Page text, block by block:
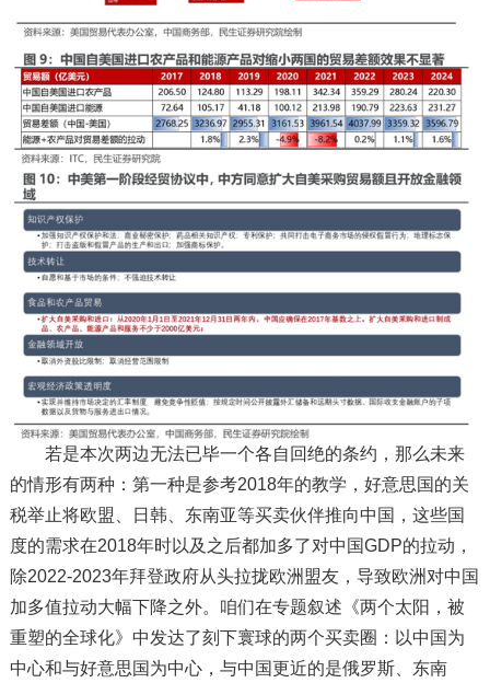
若是本次两边无法已毕一个各自回绝的条约，那么未来
的情形有两种：第一种是参考2018年的教学，好意思国的关
税举止将欧盟、日韩、东南亚等买卖伙伴推向中国，这些国
度的需求在2018年时以及之后都加多了对中国GDP的拉动，
除2022-2023年拜登政府从头拉拢欧洲盟友，导致欧洲对中国
加多值拉动大幅下降之外。咱们在专题叙述《两个太阳，被
重塑的全球化》中发达了刻下寰球的两个买卖圈：以中国为
中心和与好意思国为中心，与中国更近的是俄罗斯、东南